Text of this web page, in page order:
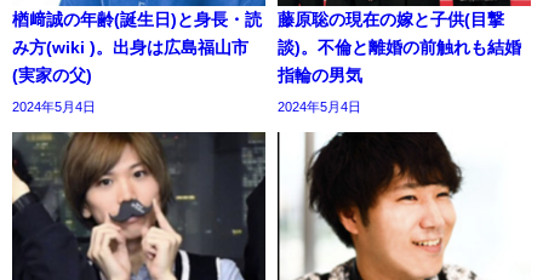
楢﨑誠の年齢(誕生日)と身長・読
み方(wiki )。出身は広島福山市
(実家の父)
2024年5月4日
藤原聡の現在の嫁と子供(目撃
談)。不倫と離婚の前触れも結婚
指輪の男気
2024年5月4日